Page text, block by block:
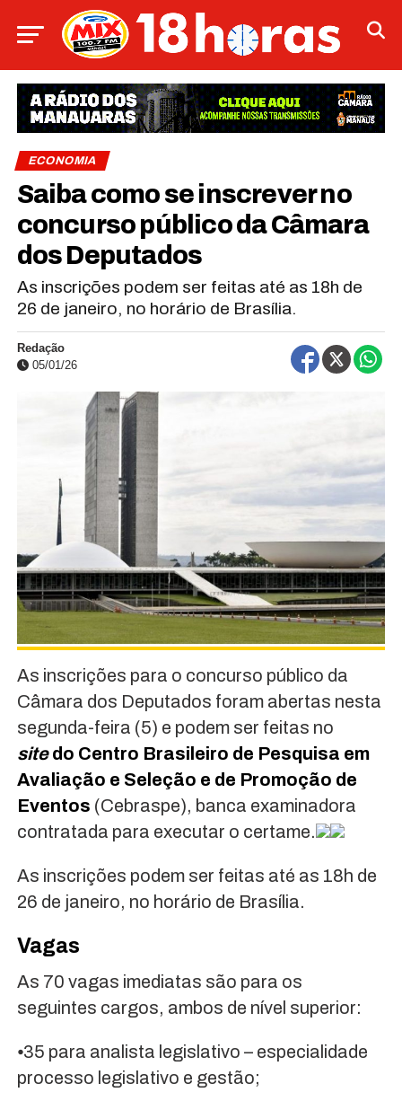
ECONOMIA
Saiba como se inscrever no
concurso público da Câmara
dos Deputados
As inscrições podem ser feitas até as 18h de
26 de janeiro, no horário de Brasília.
Redação
05/01/26
As inscrições para o concurso público da
Câmara dos Deputados foram abertas nesta
segunda-feira (5) e podem ser feitas no
sitedo Centro Brasileiro de Pesquisa em
Avaliação e Seleção e de Promoção de
Eventos (Cebraspe), banca examinadora
contratada para executar o certame.
As inscrições podem ser feitas até as 18h de
26 de janeiro, no horário de Brasília.
Vagas
As 70 vagas imediatas são para os
seguintes cargos, ambos de nível superior:
⦁35 para analista legislativo – especialidade
processo legislativo e gestão;